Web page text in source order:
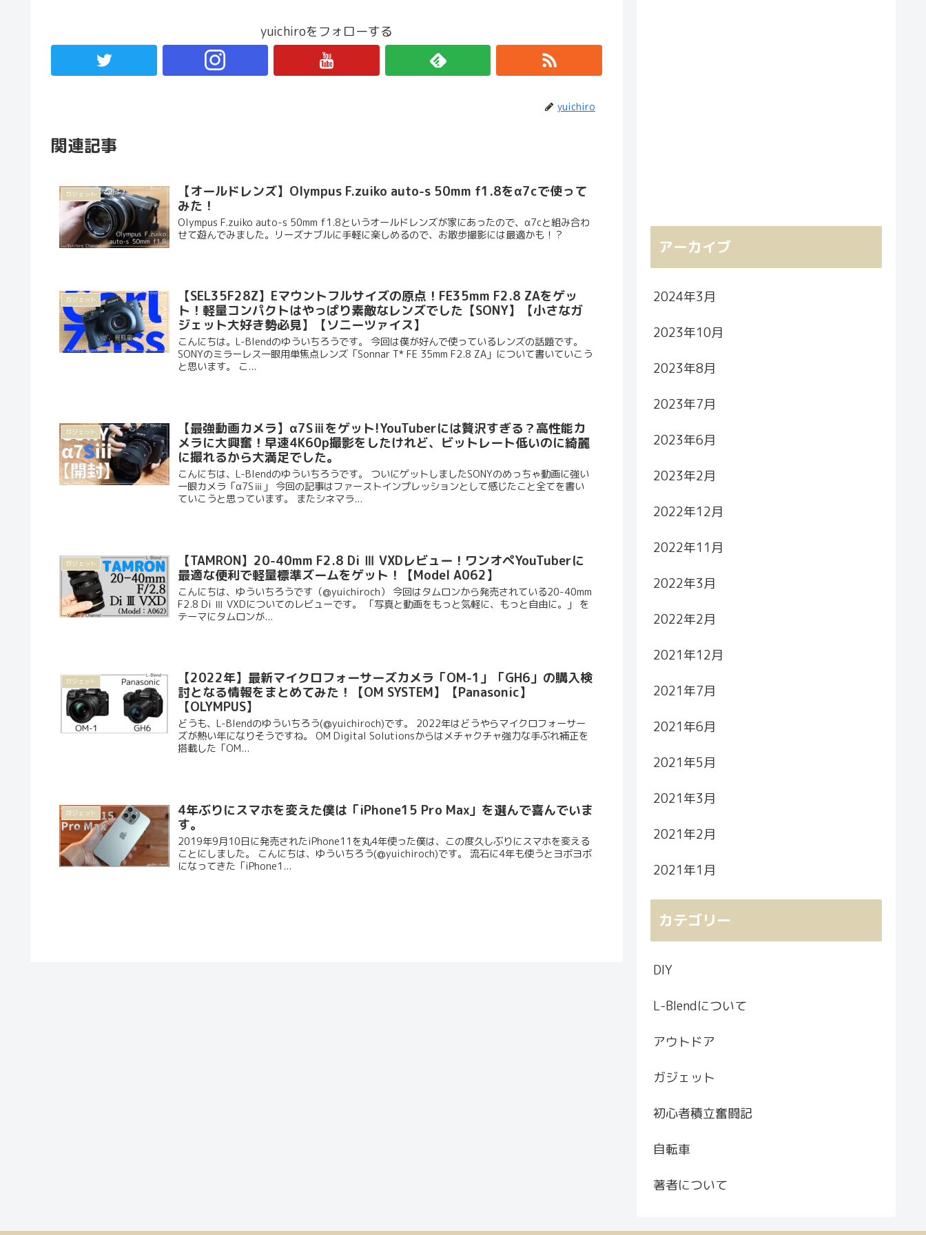
yuichiroをフォローする
yuichiro
関連記事
ガジェット
【オールドレンズ】Olympus F.zuiko auto-s 50mm f1.8をα7cで使って
みた！
Olympus F.zuiko auto-s 50mm f1.8というオールドレンズが家にあったので、α7cと組み合わ
せて遊んでみました。リーズナブルに手軽に楽しめるので、お散歩撮影には最適かも！？
ガジェット
【SEL35F28Z】Eマウントフルサイズの原点！FE35mm F2.8 ZAをゲッ
ト！軽量コンパクトはやっぱり素敵なレンズでした【SONY】【小さなガ
ジェット大好き勢必見】【ソニーツァイス】
こんにちは。L-Blendのゆういちろうです。 今回は僕が好んで使っているレンズの話題です。
SONYのミラーレス一眼用単焦点レンズ「Sonnar T* FE 35mm F2.8 ZA」について書いていこう
と思います。 こ...
ガジェット
【最強動画カメラ】α7Sⅲをゲット!YouTuberには贅沢すぎる？高性能カ
メラに大興奮！早速4K60p撮影をしたけれど、ビットレート低いのに綺麗
に撮れるから大満足でした。
こんにちは、L-Blendのゆういちろうです。 ついにゲットしましたSONYのめっちゃ動画に強い
一眼カメラ「α7Sⅲ」 今回の記事はファーストインプレッションとして感じたこと全てを書い
ていこうと思っています。 またシネマラ...
ガジェット
【TAMRON】20-40mm F2.8 Di Ⅲ VXDレビュー！ワンオペYouTuberに
最適な便利で軽量標準ズームをゲット！【Model A062】
こんにちは、ゆういちろうです（@yuichiroch） 今回はタムロンから発売されている20-40mm
F2.8 Di Ⅲ VXDについてのレビューです。 「写真と動画をもっと気軽に、もっと自由に。」 を
テーマにタムロンが...
ガジェット
【2022年】最新マイクロフォーサーズカメラ「OM-1」「GH6」の購入検
討となる情報をまとめてみた！【OM SYSTEM】【Panasonic】
【OLYMPUS】
どうも、L-Blendのゆういちろう(@yuichiroch)です。 2022年はどうやらマイクロフォーサー
ズが熱い年になりそうですね。 OM Digital Solutionsからはメチャクチャ強力な手ぶれ補正を
搭載した「OM...
ガジェット
4年ぶりにスマホを変えた僕は「iPhone15 Pro Max」を選んで喜んでいま
す。
2019年9月10日に発売されたiPhone11を丸4年使った僕は、この度久しぶりにスマホを変える
ことにしました。 こんにちは、ゆういちろう(@yuichiroch)です。 流石に4年も使うとヨボヨボ
になってきた「iPhone1...
アーカイブ
2024年3月
2023年10月
2023年8月
2023年7月
2023年6月
2023年2月
2022年12月
2022年11月
2022年3月
2022年2月
2021年12月
2021年7月
2021年6月
2021年5月
2021年3月
2021年2月
2021年1月
カテゴリー
DIY
L-Blendについて
アウトドア
ガジェット
初心者積立奮闘記
自転車
著者について